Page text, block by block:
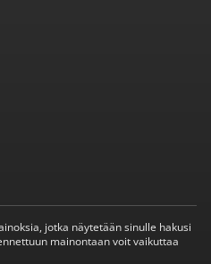
jotka näytetään sinulle hakusi
mainontaan voit vaikuttaa